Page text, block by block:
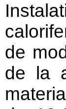
de
de la